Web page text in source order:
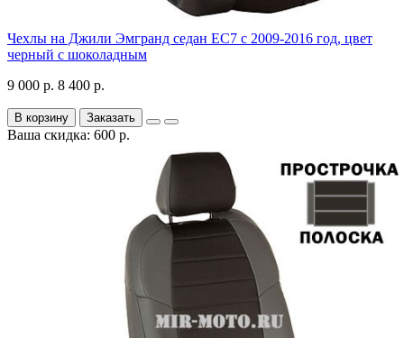
Чехлы на Джили Эмгранд седан ЕС7 с 2009-2016 год, цвет
черный с шоколадным
9 000 р. 8 400 р.
В корзину Заказать
Ваша скидка: 600 р.